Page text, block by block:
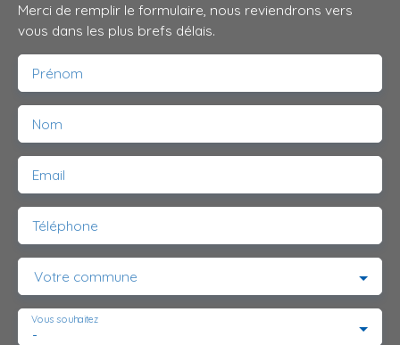
Merci de remplir le formulaire, nous reviendrons vers
vous dans les plus brefs délais.
Prénom
Nom
Email
Téléphone
Votre commune
-
Vous souhaitez